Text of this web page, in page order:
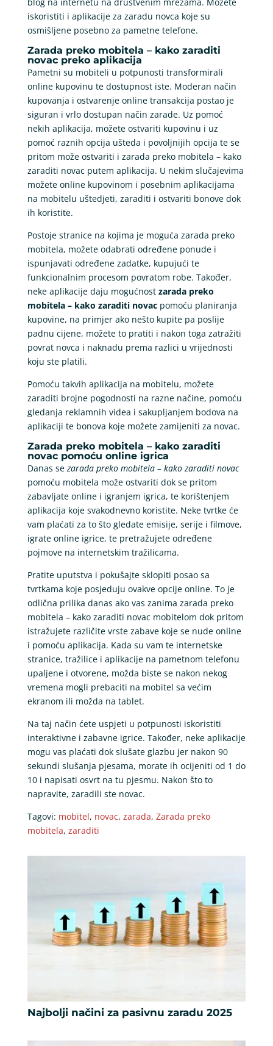
iskoristiti i aplikacije za zaradu novca koje su
osmišljene posebno za pametne telefone.
Zarada preko mobitela – kako zaraditi
novac preko aplikacija
Pametni su mobiteli u potpunosti transformirali
online kupovinu te dostupnost iste. Moderan način
kupovanja i ostvarenje online transakcija postao je
siguran i vrlo dostupan način zarade. Uz pomoć
nekih aplikacija, možete ostvariti kupovinu i uz
pomoć raznih opcija ušteda i povoljnijih opcija te se
pritom može ostvariti i zarada preko mobitela – kako
zaraditi novac putem aplikacija. U nekim slučajevima
možete online kupovinom i posebnim aplikacijama
na mobitelu uštedjeti, zaraditi i ostvariti bonove dok
ih koristite.
Postoje stranice na kojima je moguća zarada preko
mobitela, možete odabrati određene ponude i
ispunjavati određene zadatke, kupujući te
funkcionalnim procesom povratom robe. Također,
neke aplikacije daju mogućnost zarada preko
mobitela – kako zaraditi novacpomoću planiranja
kupovine, na primjer ako nešto kupite pa poslije
padnu cijene, možete to pratiti i nakon toga zatražiti
povrat novca i naknadu prema razlici u vrijednosti
koju ste platili.
Pomoću takvih aplikacija na mobitelu, možete
zaraditi brojne pogodnosti na razne načine, pomoću
gledanja reklamnih videa i sakupljanjem bodova na
aplikaciji te bonova koje možete zamijeniti za novac.
Zarada preko mobitela – kako zaraditi
novac pomoću online igrica
Danas sezarada preko mobitela – kako zaraditi novac
pomoću mobitela može ostvariti dok se pritom
zabavljate online i igranjem igrica, te korištenjem
aplikacija koje svakodnevno koristite. Neke tvrtke će
vam plaćati za to što gledate emisije, serije i filmove,
igrate online igrice, te pretražujete određene
pojmove na internetskim tražilicama.
Pratite uputstva i pokušajte sklopiti posao sa
tvrtkama koje posjeduju ovakve opcije online. To je
odlična prilika danas ako vas zanima zarada preko
mobitela – kako zaraditi novac mobitelom dok pritom
istražujete različite vrste zabave koje se nude online
i pomoću aplikacija. Kada su vam te internetske
stranice, tražilice i aplikacije na pametnom telefonu
upaljene i otvorene, možda biste se nakon nekog
vremena mogli prebaciti na mobitel sa većim
ekranom ili možda na tablet.
Na taj način ćete uspjeti u potpunosti iskoristiti
interaktivne i zabavne igrice. Također, neke aplikacije
mogu vas plaćati dok slušate glazbu jer nakon 90
sekundi slušanja pjesama, morate ih ocijeniti od 1 do
10 i napisati osvrt na tu pjesmu. Nakon što to
napravite, zaradili ste novac.
Tagovi: mobitel, novac, zarada, Zarada preko
mobitela, zaraditi
Najbolji načini za pasivnu zaradu 2025